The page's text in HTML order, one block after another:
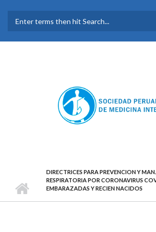
FORMULARIO DE
BÚSQUEDA
DIRECTRICES PARA PREVENCION Y
RESPIRATORIA POR CORONAVIRUS
EMBARAZADAS Y RECIEN NACIDOS